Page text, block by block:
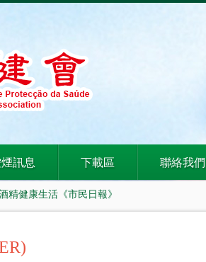
訊息 下載區 聯絡我們
精健康生活《市民日報》